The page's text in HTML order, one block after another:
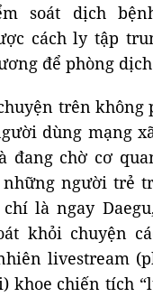
soát dịch
cách ly tập
để phòng
trên không
dùng mạng
đang chờ cơ
những người trẻ
là ngay
khỏi chuyện
livestream
khoe chiến tích